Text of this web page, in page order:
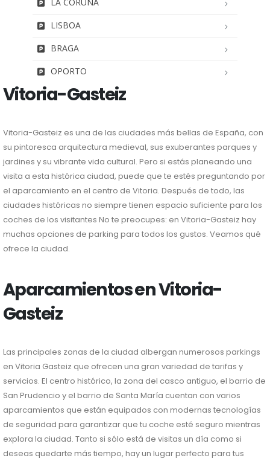
LISBOA
BRAGA
OPORTO
Vitoria-Gasteiz
Vitoria-Gasteiz es una de las ciudades más bellas de España, con
su pintoresca arquitectura medieval, sus exuberantes parques y
jardines y su vibrante vida cultural. Pero si estás planeando una
visita a esta histórica ciudad, puede que te estés preguntando por
el aparcamiento en el centro de Vitoria. Después de todo, las
ciudades históricas no siempre tienen espacio suficiente para los
coches de los visitantes No te preocupes: en Vitoria-Gasteiz hay
muchas opciones de parking para todos los gustos. Veamos qué
ofrece la ciudad.
Aparcamientos en Vitoria-
Gasteiz
Las principales zonas de la ciudad albergan numerosos parkings
en Vitoria Gasteiz que ofrecen una gran variedad de tarifas y
servicios. El centro histórico, la zona del casco antiguo, el barrio de
San Prudencio y el barrio de Santa María cuentan con varios
aparcamientos que están equipados con modernas tecnologías
de seguridad para garantizar que tu coche esté seguro mientras
explora la ciudad. Tanto si sólo está de visitas un día como si
deseas quedarte más tiempo, hay un lugar perfecto para tus